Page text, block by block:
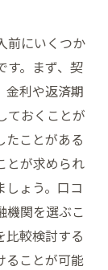
前にいくつか
す。まず、契
金利や返済期
ておくことが
たことがある
とが求められ
しょう。口コ
機関を選ぶこ
比較検討する
ることが可能